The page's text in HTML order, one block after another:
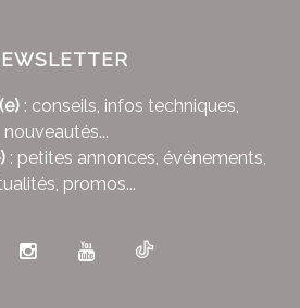
: conseils, infos techniques,
nouveautés...
: petites annonces, événements,
promos...